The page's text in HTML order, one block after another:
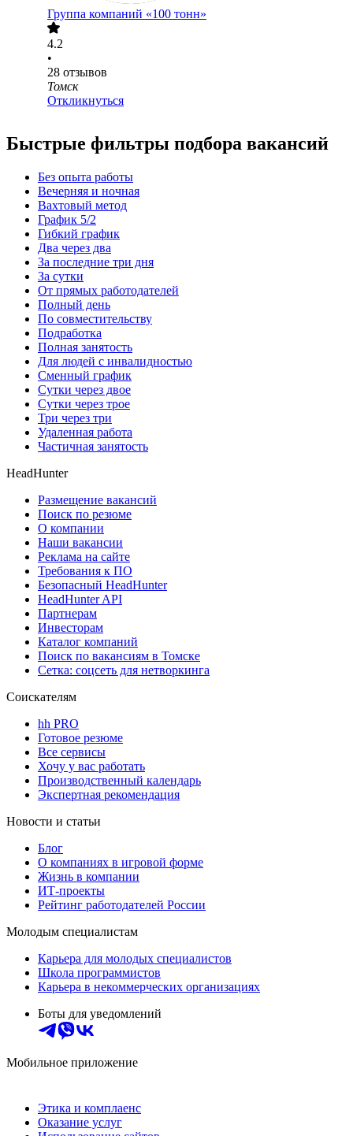
Группа компаний «100 тонн»
4.2
•
28 отзывов
Томск
Откликнуться
Быстрые фильтры подбора вакансий
Без опыта работы
Вечерняя и ночная
Вахтовый метод
График 5/2
Гибкий график
Два через два
За последние три дня
За сутки
От прямых работодателей
Полный день
По совместительству
Подработка
Полная занятость
Для людей с инвалидностью
Сменный график
Сутки через двое
Сутки через трое
Три через три
Удаленная работа
Частичная занятость
HeadHunter
Размещение вакансий
Поиск по резюме
О компании
Наши вакансии
Реклама на сайте
Требования к ПО
Безопасный HeadHunter
HeadHunter API
Партнерам
Инвесторам
Каталог компаний
Поиск по вакансиям в Томске
Сетка: соцсеть для нетворкинга
Соискателям
hh PRO
Готовое резюме
Все сервисы
Хочу у вас работать
Производственный календарь
Экспертная рекомендация
Новости и статьи
Блог
О компаниях в игровой форме
Жизнь в компании
ИТ-проекты
Рейтинг работодателей России
Молодым специалистам
Карьера для молодых специалистов
Школа программистов
Карьера в некоммерческих организациях
Боты для уведомлений
Мобильное приложение
Этика и комплаенс
Оказание услуг